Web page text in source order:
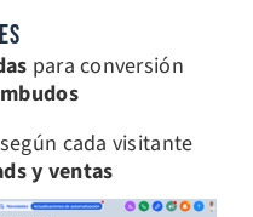
para conversión
según cada visitante
y ventas